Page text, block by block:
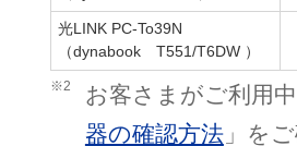
光LINK PC-To39N
（dynabook T551/T6DW ）
※2
お客さまがご利用
器の確認方法」をご